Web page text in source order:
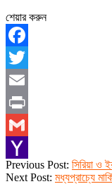
শেয়ার করুন
Facebook
Twitter
Email
Print
Gmail
Yahoo
2024-
02-
Previous Post: সিরিয়া ও
Next Post: মধ্যপ্রাচ্যে